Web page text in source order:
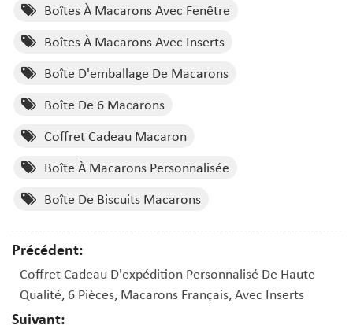
Boîtes À Macarons Avec Fenêtre
Boîtes À Macarons Avec Inserts
Boîte D'emballage De Macarons
Boîte De 6 Macarons
Coffret Cadeau Macaron
Boîte À Macarons Personnalisée
Boîte De Biscuits Macarons
Précédent:
Coffret Cadeau D'expédition Personnalisé De Haute
Qualité, 6 Pièces, Macarons Français, Avec Inserts
Suivant: